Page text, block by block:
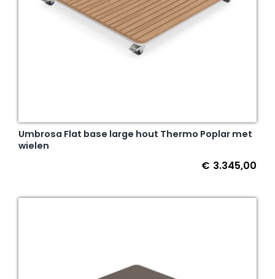
Umbrosa Flat base large hout Thermo Poplar met
wielen
€ 3.345,00